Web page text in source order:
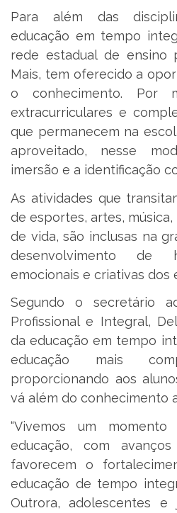
Para além das
educação em tempo
rede estadual de ensino
Mais, tem oferecido a
o conhecimento. Por
extracurriculares e
que permanecem na
aproveitado, nesse
imersão e a identificação
As atividades que
de esportes, artes,
de vida, são inclusas na
desenvolvimento de
emocionais e criativas dos
Segundo o secretário
Profissional e Integral,
da educação em tempo
educação mais
proporcionando aos
vá além do conhecimento
“Vivemos um
educação, com
favorecem o
educação de tempo
Outrora, adolescentes e